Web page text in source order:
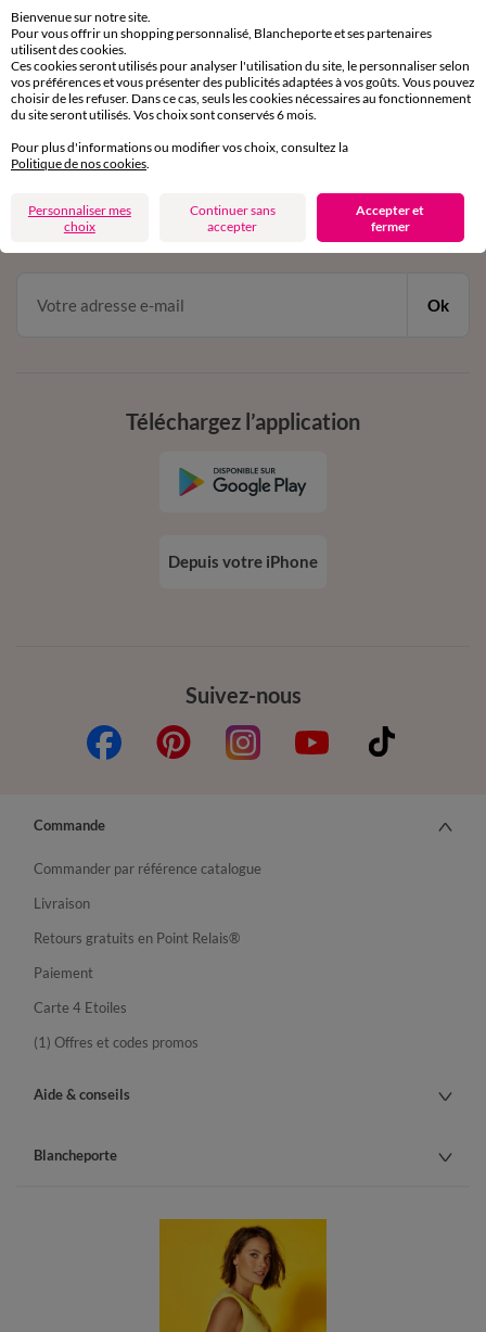
Service clients
par chat et par téléphone
de 8h00 à 20h00 du lundi au samedi
en vous inscrivant à la newsletter
dès 20€ d’achat
conditions dans votre email de confirmation
Ok
Suivez-nous
Téléchargez l’application
Depuis votre iPhone
Commande
Commander par référence catalogue
Livraison
Retours gratuits en Point Relais®
Paiement
Carte 4 Etoiles
(1) Offres et codes promos
Aide & conseils
Blancheporte
Bienvenue sur notre site.
Pour vous offrir un shopping personnalisé, Blancheporte et ses partenaires
utilisent des cookies.
Ces cookies seront utilisés pour analyser l'utilisation du site, le personnaliser selon
vos préférences et vous présenter des publicités adaptées à vos goûts. Vous pouvez
choisir de les refuser. Dans ce cas, seuls les cookies nécessaires au fonctionnement
du site seront utilisés. Vos choix sont conservés 6 mois.
Pour plus d'informations ou modifier vos choix, consultez la
Politique de nos cookies.
Personnaliser mes
choix
Continuer sans
accepter
Accepter et
fermer